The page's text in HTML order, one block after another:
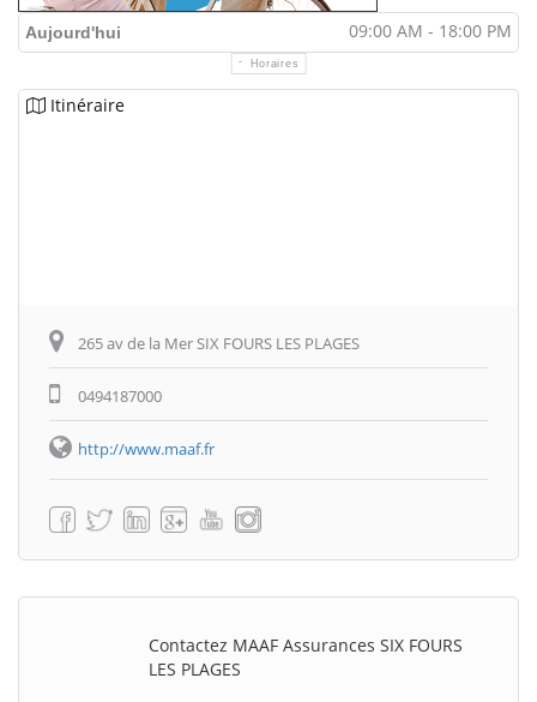
Aujourd'hui 09:00 AM - 18:00 PM
Horaires
Itinéraire
265 av de la Mer SIX FOURS LES PLAGES
0494187000
http://www.maaf.fr
Contactez MAAF Assurances SIX FOURS
LES PLAGES